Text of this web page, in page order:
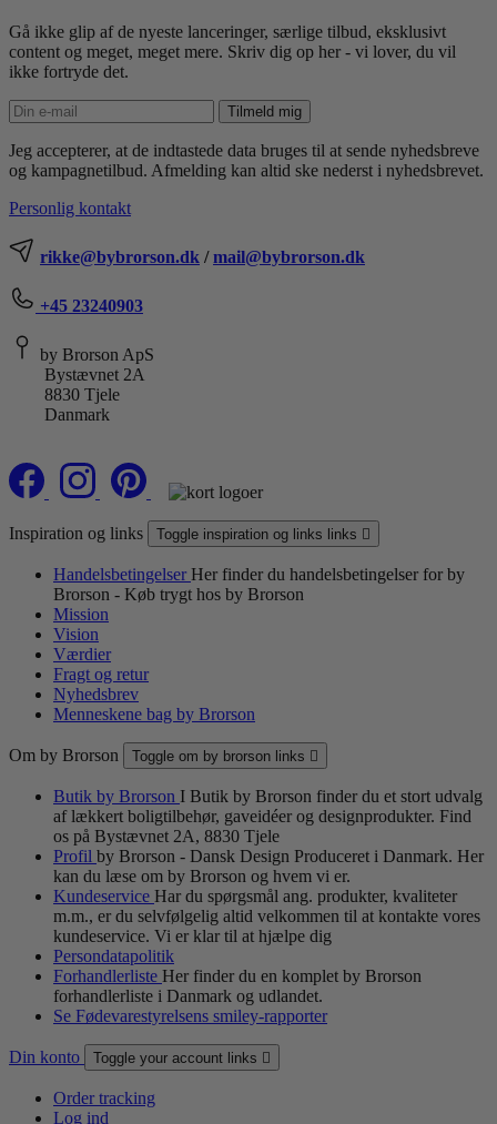
Gå ikke glip af de nyeste lanceringer, særlige tilbud, eksklusivt
content og meget, meget mere. Skriv dig op her - vi lover, du vil
ikke fortryde det.
Tilmeld mig
Jeg accepterer, at de indtastede data bruges til at sende nyhedsbreve
og kampagnetilbud. Afmelding kan altid ske nederst i nyhedsbrevet.
Personlig kontakt
rikke@bybrorson.dk /mail@bybrorson.dk
+45 23240903
by Brorson ApS
Bystævnet 2A
8830 Tjele
Danmark
Inspiration og links Toggle inspiration og links links 
Handelsbetingelser Her finder du handelsbetingelser for by
Brorson - Køb trygt hos by Brorson
Mission
Vision
Værdier
Fragt og retur
Nyhedsbrev
Menneskene bag by Brorson
Om by Brorson Toggle om by brorson links 
Butik by Brorson I Butik by Brorson finder du et stort udvalg
af lækkert boligtilbehør, gaveidéer og designprodukter. Find
os på Bystævnet 2A, 8830 Tjele
Profil by Brorson - Dansk Design Produceret i Danmark. Her
kan du læse om by Brorson og hvem vi er.
Kundeservice Har du spørgsmål ang. produkter, kvaliteter
m.m., er du selvfølgelig altid velkommen til at kontakte vores
kundeservice. Vi er klar til at hjælpe dig
Persondatapolitik
Forhandlerliste Her finder du en komplet by Brorson
forhandlerliste i Danmark og udlandet.
Se Fødevarestyrelsens smiley-rapporter
Din konto Toggle your account links 
Order tracking
Log ind